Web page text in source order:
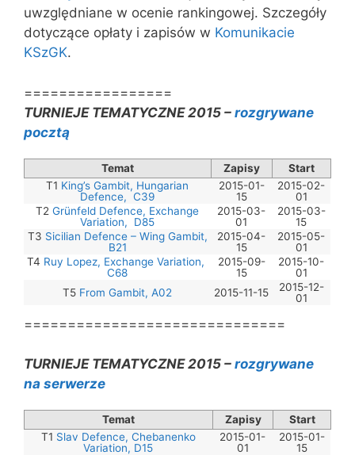
uwzględniane w ocenie rankingowej. Szczegóły
dotyczące opłaty i zapisów w Komunikacie
KSzGK.
=================
TURNIEJE TEMATYCZNE 2015 – rozgrywane
pocztą
Temat Zapisy
Start
T1 King’s Gambit, Hungarian
Defence, C39
2015-01-
15
2015-02-
01
T2 Grünfeld Defence, Exchange
Variation, D85
2015-03-
01
2015-03-
15
T3 Sicilian Defence – Wing Gambit,
B21
2015-04-
15
2015-05-
01
T4 Ruy Lopez, Exchange Variation,
C68
2015-09-
15
2015-10-
01
T5 From Gambit, A02 2015-11-15
2015-12-
01
==============================
TURNIEJE TEMATYCZNE 2015 – rozgrywane
na serwerze
Temat Zapisy
Start
T1 Slav Defence, Chebanenko
Variation, D15
2015-01-
01
2015-01-
15